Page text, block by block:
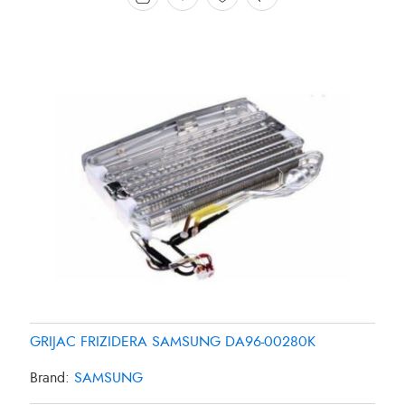
GRIJAC FRIZIDERA SAMSUNG DA96-00280K
Brand: SAMSUNG